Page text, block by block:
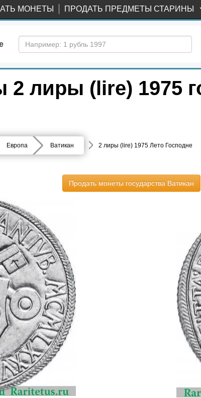
МОНЕТЫ ПРОДАТЬ ПРЕДМЕТЫ СТАРИНЫ
лиры (lire) 1975
Европа Ватикан 2 лиры (lire) 1975 Лето Господне
Продать монеты государства Ватикан